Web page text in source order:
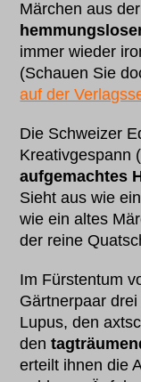
Märchen aus
immer wieder
(Schauen Sie
auf der
Die Schweizer
Kreativgespann
aufgemachtes
Sieht aus wie
wie ein altes
der reine
Im Fürstentum
Gärtnerpaar
Lupus, den
den
erteilt ihnen die